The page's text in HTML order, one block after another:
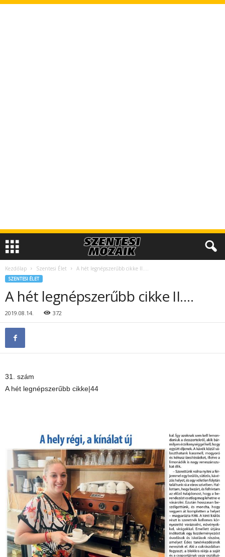
Kezdőlap Szentesi Élet A hét legnépszerűbb cikke II….
SZENTESI ÉLET
A hét legnépszerűbb cikke II….
2019.08.14. 372
31. szám
A hét legnépszerűbb cikke|44